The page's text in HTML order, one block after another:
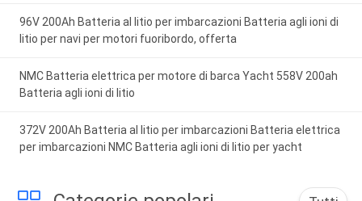
96V 200Ah Batteria al litio per imbarcazioni Batteria agli ioni di
litio per navi per motori fuoribordo, offerta
NMC Batteria elettrica per motore di barca Yacht 558V 200ah
Batteria agli ioni di litio
372V 200Ah Batteria al litio per imbarcazioni Batteria elettrica
per imbarcazioni NMC Batteria agli ioni di litio per yacht